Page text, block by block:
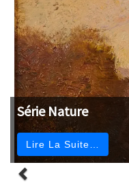
Série Nature
Lire La Suite…